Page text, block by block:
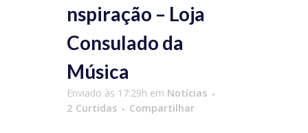
nspiração – Loja
Consulado da
Música
Enviado às 17:29h em Notícias
2 Curtidas Compartilhar